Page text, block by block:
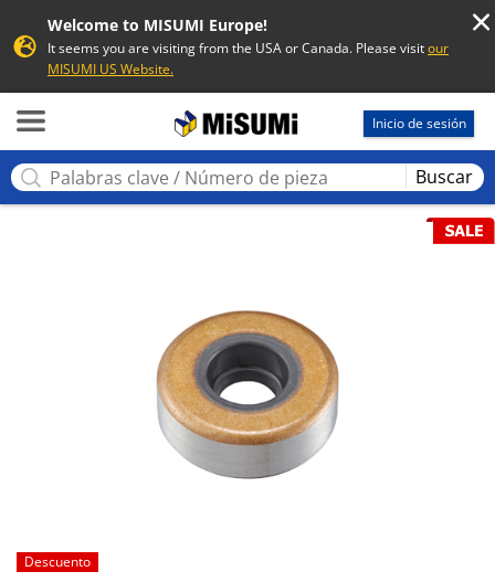
Welcome to MISUMI Europe!
It seems you are visiting from the USA or Canada. Please visitour
MISUMI US Website.
Inicio de sesión
Buscar
Descuento